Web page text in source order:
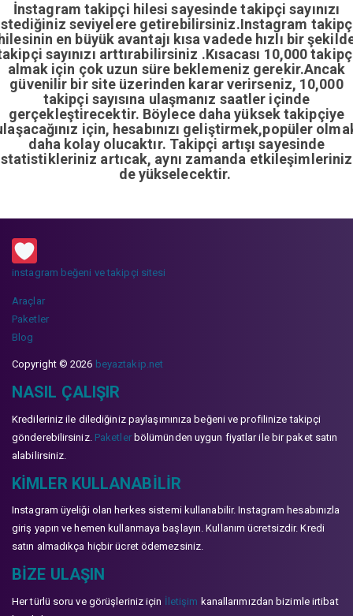
İnstagram takipçi hilesi sayesinde takipçi sayınızı
seviyelere getirebilirsiniz.Instagram
en büyük avantajı kısa vadede hızlı bir
sayınızı arttırabilirsiniz .Kısacası 10,000
almak için çok uzun süre beklemeniz gerekir.Ancak
güvenilir bir site üzerinden karar verirseniz, 10,000
takipçi sayısına ulaşmanız saatler içinde
gerçekleştirecektir. Böylece daha yüksek takipçiye
için, hesabınızı geliştirmek,popüler
daha kolay olucaktır. Takipçi artışı sayesinde
artıcak, aynı zamanda
de yükselecektir.
instagram beğeni ve takipçi sitesi
Araçlar
Paketler
Blog
Copyright © 2026 beyaztakip.net
NASIL ÇALIŞIR
Kredileriniz ile dilediğiniz paylaşımınıza beğeni ve profilinize takipçi
gönderebilirsiniz. Paketlerbölümünden uygun fiyatlar ile bir paket satın
alabilirsiniz.
KIMLER KULLANABILIR
Instagram üyeliği olan herkes sistemi kullanabilir. Instagram hesabınızla
giriş yapın ve hemen kullanmaya başlayın. Kullanım ücretsizdir. Kredi
satın almadıkça hiçbir ücret ödemezsiniz.
BIZE ULAŞIN
Her türlü soru ve görüşleriniz için İletişim kanallarımızdan bizimle irtibat